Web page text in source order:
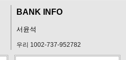
BANK INFO
서윤석
우리 1002-737-952782